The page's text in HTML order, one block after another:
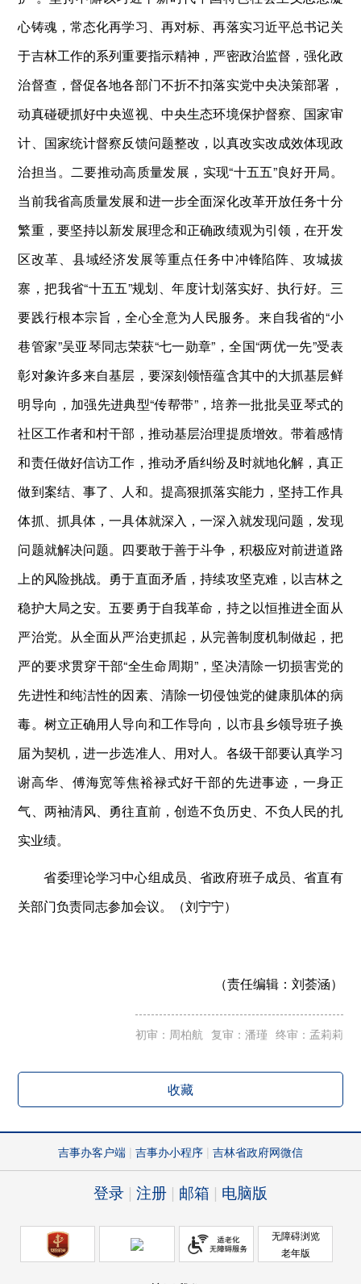
心铸魂，常态化再学习、再对标、再落实习近平总书记关
于吉林工作的系列重要指示精神，严密政治监督，强化政
治督查，督促各地各部门不折不扣落实党中央决策部署，
动真碰硬抓好中央巡视、中央生态环境保护督察、国家审
计、国家统计督察反馈问题整改，以真改实改成效体现政
治担当。二要推动高质量发展，实现“十五五”良好开局。
当前我省高质量发展和进一步全面深化改革开放任务十分
繁重，要坚持以新发展理念和正确政绩观为引领，在开发
区改革、县域经济发展等重点任务中冲锋陷阵、攻城拔
寨，把我省“十五五”规划、年度计划落实好、执行好。三
要践行根本宗旨，全心全意为人民服务。来自我省的“小
巷管家”吴亚琴同志荣获“七一勋章”，全国“两优一先”受表
彰对象许多来自基层，要深刻领悟蕴含其中的大抓基层鲜
明导向，加强先进典型“传帮带”，培养一批批吴亚琴式的
社区工作者和村干部，推动基层治理提质增效。带着感情
和责任做好信访工作，推动矛盾纠纷及时就地化解，真正
做到案结、事了、人和。提高狠抓落实能力，坚持工作具
体抓、抓具体，一具体就深入，一深入就发现问题，发现
问题就解决问题。四要敢于善于斗争，积极应对前进道路
上的风险挑战。勇于直面矛盾，持续攻坚克难，以吉林之
稳护大局之安。五要勇于自我革命，持之以恒推进全面从
严治党。从全面从严治吏抓起，从完善制度机制做起，把
严的要求贯穿干部“全生命周期”，坚决清除一切损害党的
先进性和纯洁性的因素、清除一切侵蚀党的健康肌体的病
毒。树立正确用人导向和工作导向，以市县乡领导班子换
届为契机，进一步选准人、用对人。各级干部要认真学习
谢高华、傅海宽等焦裕禄式好干部的先进事迹，一身正
气、两袖清风、勇往直前，创造不负历史、不负人民的扎
实业绩。
省委理论学习中心组成员、省政府班子成员、省直有
关部门负责同志参加会议。（刘宁宁）
（责任编辑： 刘荟涵）
初审：周柏航 复审：潘瑾 终审：孟莉莉
收藏